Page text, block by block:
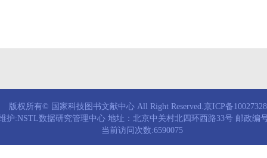
版权所有© 国家科技图书文献中心 All Right Reserved.京ICP备
护:NSTL数据研究管理中心 地址：北京中关村北四环西路33号 邮政编
当前访问次数:6590075